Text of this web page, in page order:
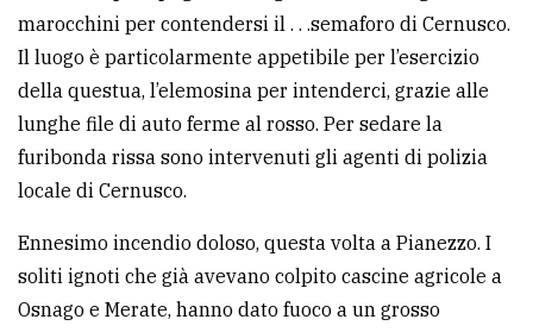
marocchini per contendersi il . . .semaforo di Cernusco.
Il luogo è particolarmente appetibile per l’esercizio
della questua, l’elemosina per intenderci, grazie alle
lunghe file di auto ferme al rosso. Per sedare la
furibonda rissa sono intervenuti gli agenti di polizia
locale di Cernusco.
Ennesimo incendio doloso, questa volta a Pianezzo. I
soliti ignoti che già avevano colpito cascine agricole a
Osnago e Merate, hanno dato fuoco a un grosso